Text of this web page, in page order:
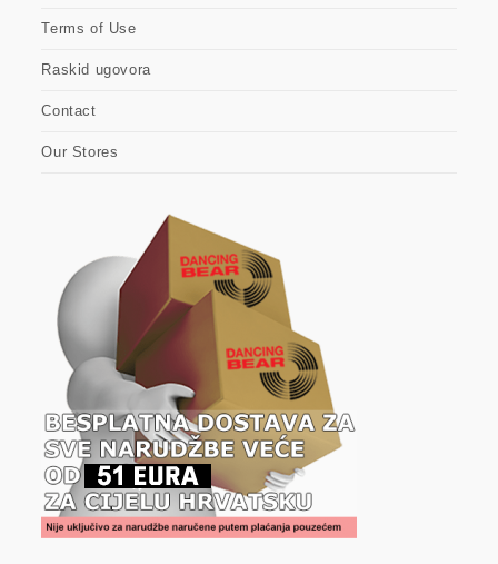
Terms of Use
Raskid ugovora
Contact
Our Stores